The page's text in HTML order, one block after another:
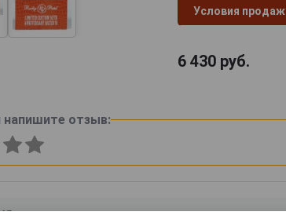
Условия продаж
6 430руб.
напишите отзыв: